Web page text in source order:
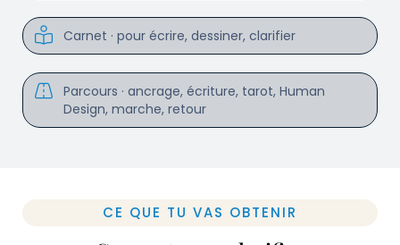
Carnet · pour écrire, dessiner, clarifier
Parcours · ancrage, écriture, tarot, Human
Design, marche, retour
CE QUE TU VAS OBTENIR